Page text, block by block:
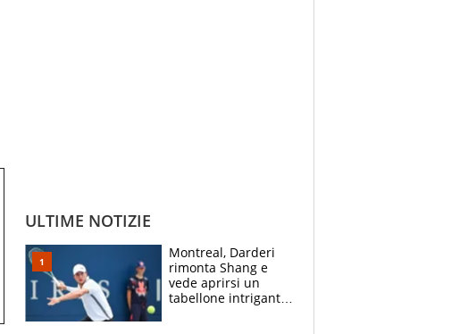
ULTIME NOTIZIE
Montreal, Darderi
rimonta Shang e
vede aprirsi un
tabellone intrigante: